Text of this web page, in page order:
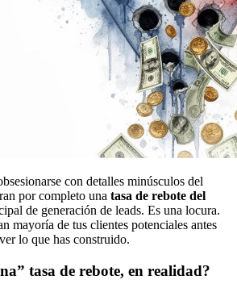
con detalles minúsculos del
por completo una tasa de rebote del
de generación de leads. Es una locura.
mayoría de tus clientes potenciales antes
lo que has construido.
tasa de rebote, en realidad?